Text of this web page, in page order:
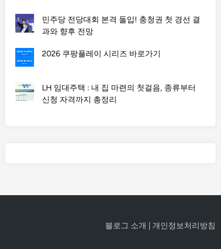
민주당 전당대회 본격 돌입! 충청권 첫 경선 결
과와 향후 전망
2026 쿠팡플레이 시리즈 바로가기
LH 임대주택 : 내 집 마련의 첫걸음, 종류부터
신청 자격까지 총정리
블로그 소개 | 개인정보처리방침